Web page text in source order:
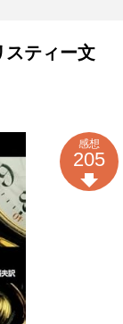
ティー文
感想
205